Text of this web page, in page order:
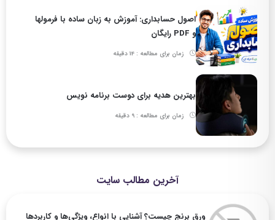
اصول حسابداری: آموزش به زبان ساده با فرمولها
و PDF رایگان
زمان برای مطالعه : 14 دقیقه
بهترین هدیه برای دوست برنامه نویس
زمان برای مطالعه : 9 دقیقه
آخرین مطالب سایت
ورق برنج چیست؟ آشنایی با انواع، ویژگی‌ها و کاربردها